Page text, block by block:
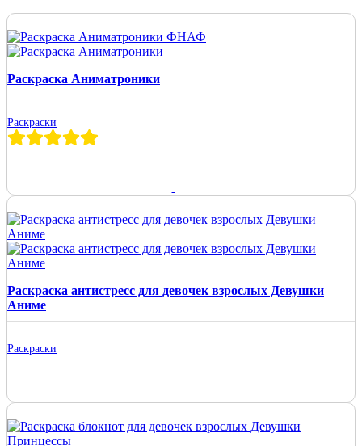
Раскраска Аниматроники
Раскраски
Раскраска антистресс для девочек взрослых Девушки
Аниме
Раскраски